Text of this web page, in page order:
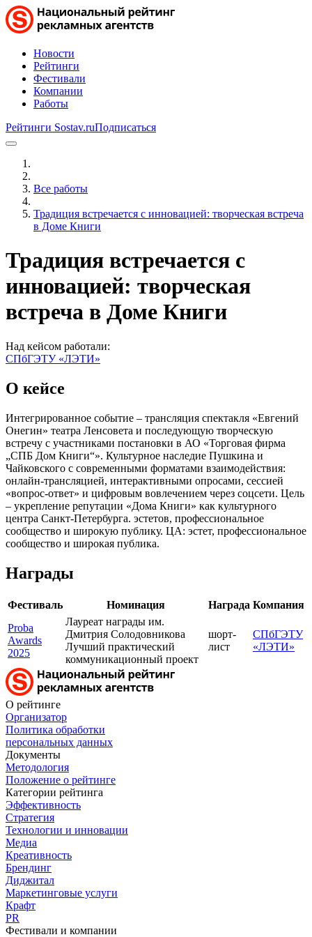
Новости
Рейтинги
Фестивали
Компании
Работы
Рейтинги Sostav.ruПодписаться
Все работы
Традиция встречается с инновацией: творческая встреча
в Доме Книги
Традиция встречается с
инновацией: творческая
встреча в Доме Книги
Над кейсом работали:
СПбГЭТУ «ЛЭТИ»
О кейсе
Интегрированное событие – трансляция спектакля «Евгений
Онегин» театра Ленсовета и последующую творческую
встречу с участниками постановки в АО «Торговая фирма
„СПБ Дом Книги“». Культурное наследие Пушкина и
Чайковского с современными форматами взаимодействия:
онлайн-трансляцией, интерактивными опросами, сессией
«вопрос-ответ» и цифровым вовлечением через соцсети. Цель
– укрепление репутации «Дома Книги» как культурного
центра Санкт-Петербурга. эстетов, профессиональное
сообщество и широкую публику. ЦА: эстет, профессиональное
сообщество и широкая публика.
Награды
Фестиваль Номинация Награда Компания
Proba
Awards
2025
Лауреат награды им.
Дмитрия Солодовникова
Лучший практический
коммуникационный проект
шорт-
лист
СПбГЭТУ
«ЛЭТИ»
О рейтинге
Организатор
Политика обработки
персональных данных
Документы
Методология
Положение о рейтинге
Категории рейтинга
Эффективность
Стратегия
Технологии и инновации
Медиа
Креативность
Брендинг
Диджитал
Маркетинговые услуги
Крафт
PR
Фестивали и компании